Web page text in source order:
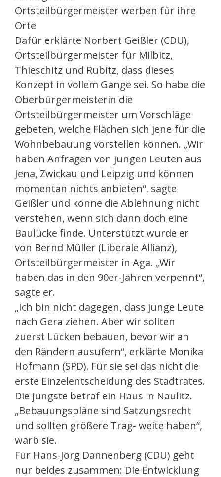
Ortsteilbürgermeister werben für ihre
Orte
Dafür erklärte Norbert Geißler (CDU),
Ortsteilbürgermeister für Milbitz,
Thieschitz und Rubitz, dass dieses
Konzept in vollem Gange sei. So habe die
Oberbürgermeisterin die
Ortsteilbürgermeister um Vorschläge
gebeten, welche Flächen sich jene für die
Wohnbebauung vorstellen können. „Wir
haben Anfragen von jungen Leuten aus
Jena, Zwickau und Leipzig und können
momentan nichts anbieten“, sagte
Geißler und könne die Ablehnung nicht
verstehen, wenn sich dann doch eine
Baulücke finde. Unterstützt wurde er
von Bernd Müller (Liberale Allianz),
Ortsteilbürgermeister in Aga. „Wir
haben das in den 90er-Jahren verpennt“,
sagte er.
„Ich bin nicht dagegen, dass junge Leute
nach Gera ziehen. Aber wir sollten
zuerst Lücken bebauen, bevor wir an
den Rändern ausufern“, erklärte Monika
Hofmann (SPD). Für sie sei das nicht die
erste Einzelentscheidung des Stadtrates.
Die jüngste betraf ein Haus in Naulitz.
„Bebauungspläne sind Satzungsrecht
und sollten größere Trag- weite haben“,
warb sie.
Für Hans-Jörg Dannenberg (CDU) geht
nur beides zusammen: Die Entwicklung